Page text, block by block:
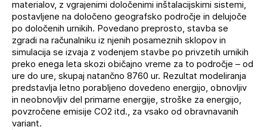
PRIJAVITE SE
POZABLJENO GESLO
REGISTRIRAJTE SE
materialov, z vgrajenimi določenimi inštalacijskimi sistemi,
postavljene na določeno geografsko področje in delujoče
po določenih urnikih. Povedano preprosto, stavba se
zgradi na računalniku iz njenih posameznih sklopov in
simulacija se izvaja z vodenjem stavbe po privzetih urnikih
preko enega leta skozi običajno vreme za to področje – od
ure do ure, skupaj natančno 8760 ur. Rezultat modeliranja
predstavlja letno porabljeno dovedeno energijo, obnovljiv
in neobnovljiv del primarne energije, stroške za energijo,
povzročene emisije CO2 itd., za vsako od obravnavanih
variant.
Mesečni novičnik
Novičnik izobraževanj
Novičnik natečajev
Tedenski novičnik javnih naročil
Dnevne medijske objave